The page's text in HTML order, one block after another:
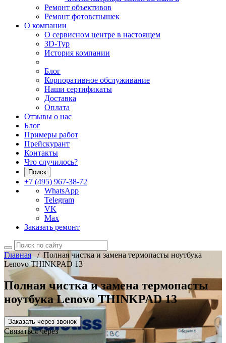
Ремонт объективов
Ремонт фотовспышек
О компании
О сервисном центре в настоящем
3D-Тур
История компании
Блог
Корпоративное обслуживание
Наши сертификаты
Доставка
Оплата
Отзывы о нас
Блог
Примеры работ
Прейскурант
Контакты
Что случилось?
Поиск
+7 (495) 967-38-72
WhatsApp
Telegram
VK
Max
Заказать ремонт
Главная/ Полная чистка и замена термопасты ноутбука
Lenovo THINKPAD 13
Полная чистка и замена термопасты
ноутбука Lenovo THINKPAD 13
Заказать через звонок
Связаться через